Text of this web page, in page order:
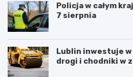
Policja w całym
7 sierpnia
Lublin inwestuje w
drogi i chodniki w